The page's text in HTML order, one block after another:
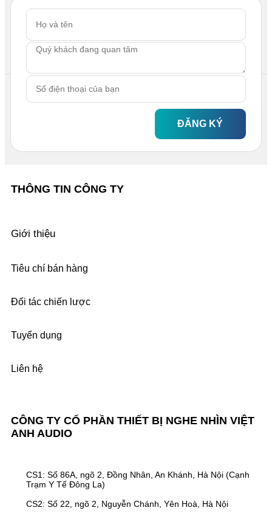
ĐĂNG KÝ
CÔNG TY CỔ PHẦN THIẾT BỊ NGHE NHÌN VIỆT
ANH AUDIO
CS1: Số 86A, ngõ 2, Đồng Nhân, An Khánh, Hà Nội (Cạnh
Trạm Y Tế Đông La)
CS2: Số 22, ngõ 2, Nguyễn Chánh, Yên Hoà, Hà Nội
THÔNG TIN CÔNG TY
Giới thiệu
Tiêu chí bán hàng
Đối tác chiến lược
Tuyển dụng
Liên hệ